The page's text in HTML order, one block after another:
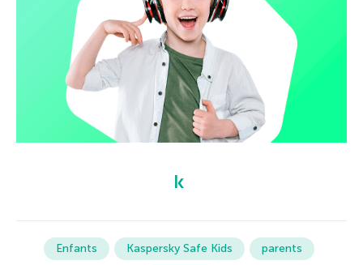
Enfants Kaspersky Safe Kids
parents